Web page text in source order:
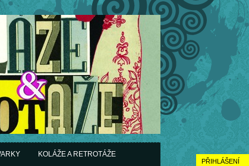
KOLÁŽE A RETROTÁŽE
PŘIHLÁŠENÍ